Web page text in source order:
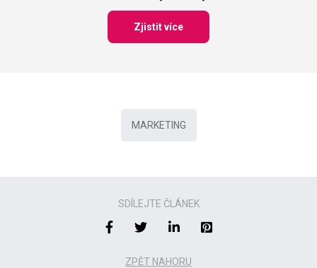
Zjistit více
MARKETING
SDÍLEJTE ČLÁNEK
ZPĚT NAHORU